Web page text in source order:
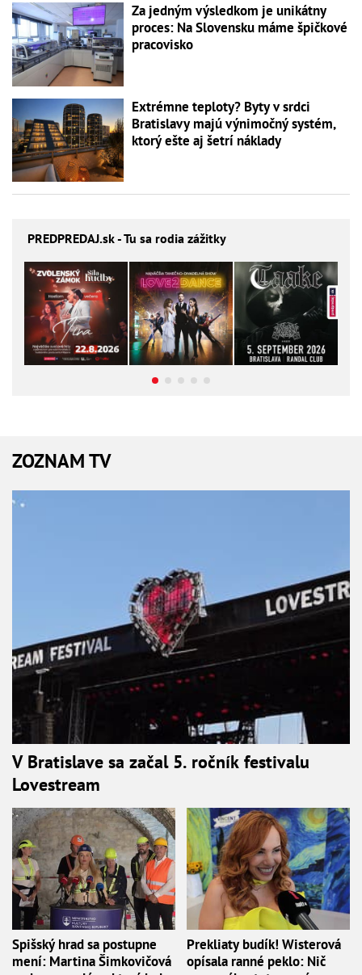
Za jedným výsledkom je unikátny
proces: Na Slovensku máme špičkové
pracovisko
Extrémne teploty? Byty v srdci
Bratislavy majú výnimočný systém,
ktorý ešte aj šetrí náklady
PREDPREDAJ.sk - Tu sa rodia zážitky
ZOZNAM TV
V Bratislave sa začal 5. ročník festivalu
Lovestream
Spišský hrad sa postupne
mení: Martina Šimkovičová
Prekliaty budík! Wisterová
opísala ranné peklo: Nič